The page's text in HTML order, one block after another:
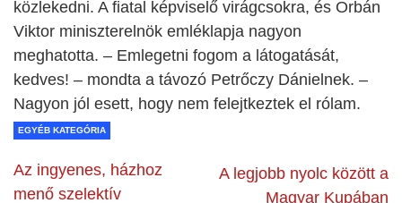
közlekedni. A fiatal képviselő virágcsokra, és Orbán
Viktor miniszterelnök emléklapja nagyon
meghatotta. – Emlegetni fogom a látogatását,
kedves! – mondta a távozó Petrőczy Dánielnek. –
Nagyon jól esett, hogy nem felejtkeztek el rólam.
EGYÉB KATEGÓRIA
Az ingyenes, házhoz
menő szelektív
A legjobb nyolc között a
Magyar Kupában